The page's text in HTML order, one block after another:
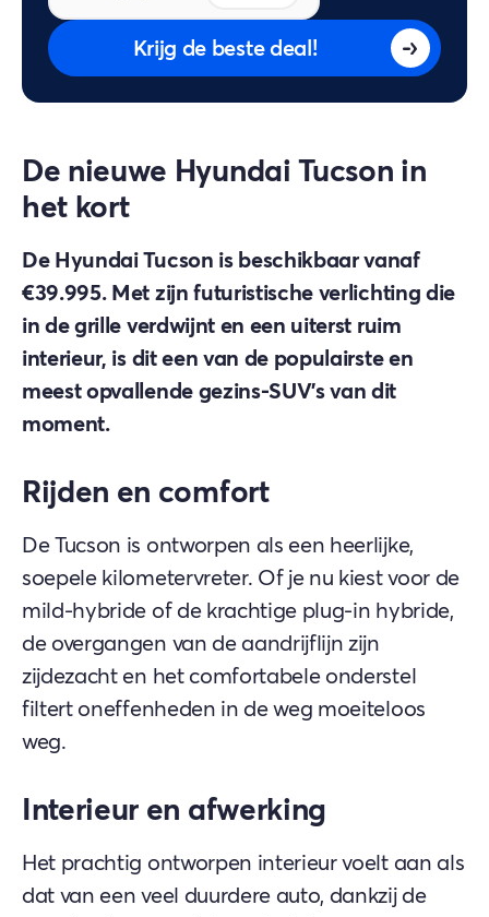
De nieuwe Hyundai Tucson in
het kort
De Hyundai Tucson is beschikbaar vanaf
€39.995. Met zijn futuristische verlichting die
in de grille verdwijnt en een uiterst ruim
interieur, is dit een van de populairste en
meest opvallende gezins-SUV's van dit
moment.
Rijden en comfort
De Tucson is ontworpen als een heerlijke,
soepele kilometervreter. Of je nu kiest voor de
mild-hybride of de krachtige plug-in hybride,
de overgangen van de aandrijflijn zijn
zijdezacht en het comfortabele onderstel
filtert oneffenheden in de weg moeiteloos
weg.
Interieur en afwerking
Het prachtig ontworpen interieur voelt aan als
dat van een veel duurdere auto, dankzij de
Krijg de beste deal!